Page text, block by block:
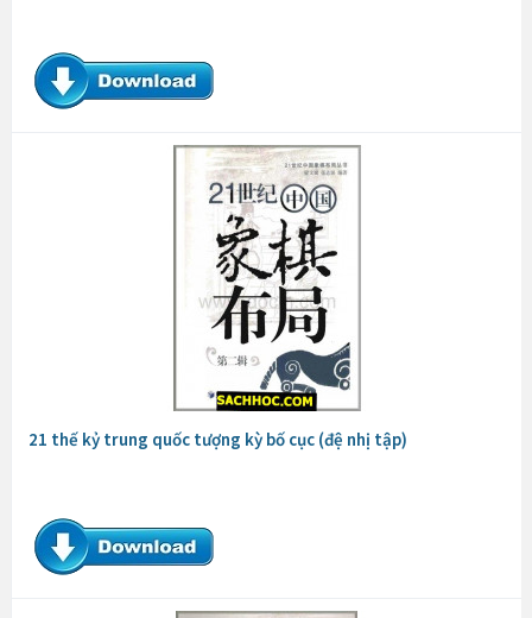
21 thế kỷ trung quốc tượng kỳ bố cục (đệ nhị tập)